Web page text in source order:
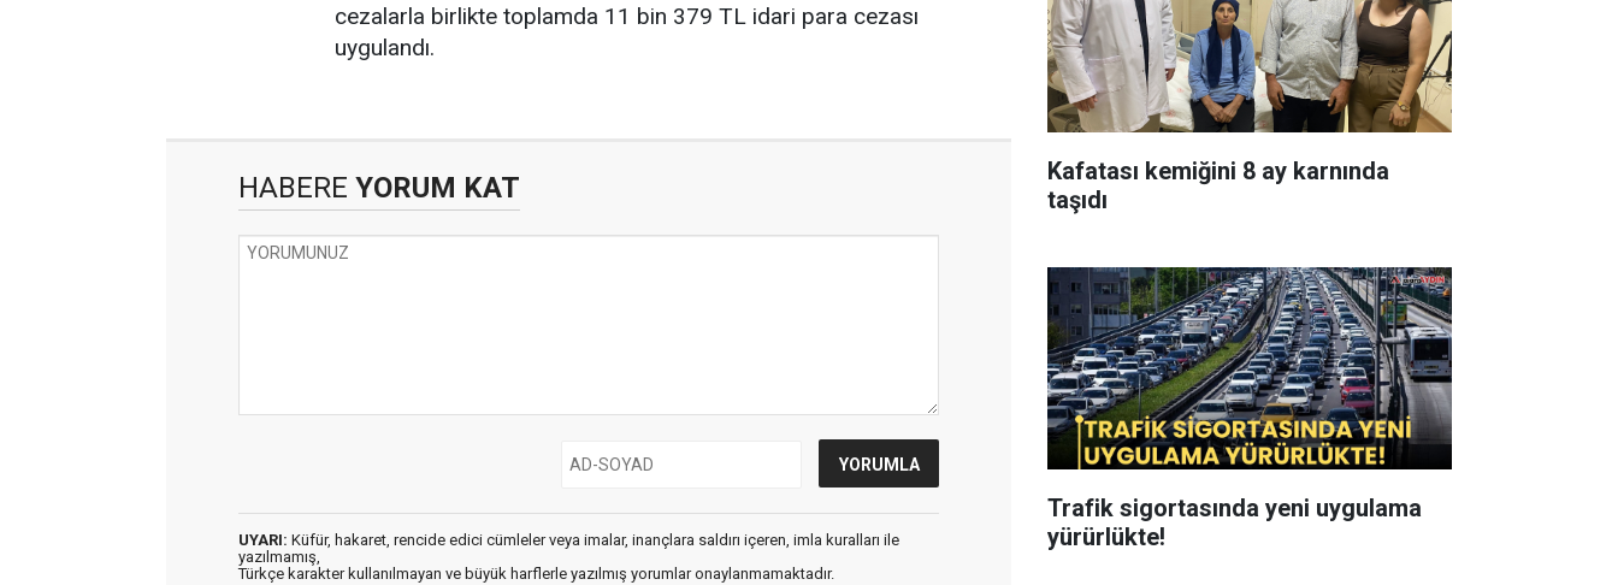
cezalarla birlikte toplamda 11 bin 379 TL idari para cezası
uygulandı.
HABERE YORUM KAT
UYARI: Küfür, hakaret, rencide edici cümleler veya imalar, inançlara saldırı içeren, imla kuralları ile
yazılmamış,
Türkçe karakter kullanılmayan ve büyük harflerle yazılmış yorumlar onaylanmamaktadır.
Kafatası kemiğini 8 ay karnında
taşıdı
Trafik sigortasında yeni uygulama
yürürlükte!